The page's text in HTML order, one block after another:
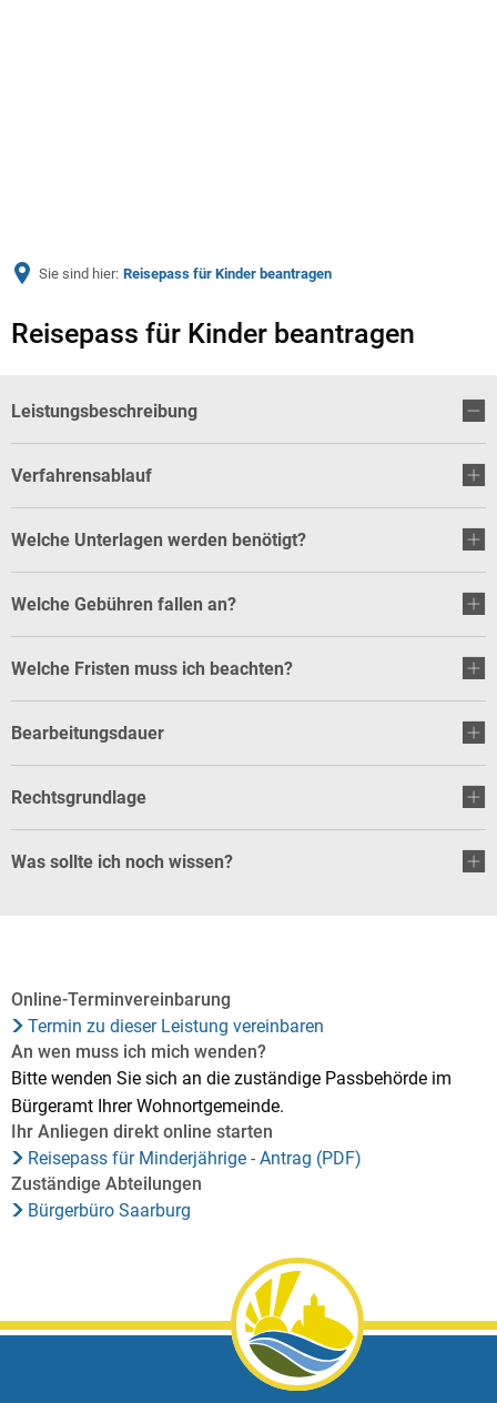
Sie sind hier: Reisepass für Kinder beantragen
Reisepass für Kinder beantragen
Leistungsbeschreibung
Verfahrensablauf
Welche Unterlagen werden benötigt?
Welche Gebühren fallen an?
Welche Fristen muss ich beachten?
Bearbeitungsdauer
Rechtsgrundlage
Was sollte ich noch wissen?
Ihr Anliegen direkt online starten
Reisepass für Minderjährige - Antrag (PDF)
An wen muss ich mich wenden?
Bitte wenden Sie sich an die zuständige Passbehörde im
Bürgeramt Ihrer Wohnortgemeinde.
Online-Terminvereinbarung
Termin zu dieser Leistung vereinbaren
Zuständige Abteilungen
Bürgerbüro Saarburg